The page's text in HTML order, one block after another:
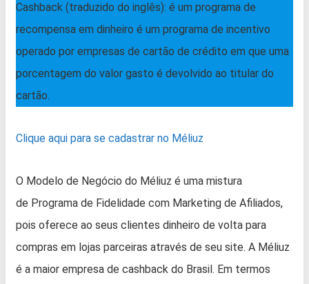
Cashback (traduzido do inglês): é um programa de
recompensa em dinheiro é um programa de incentivo
operado por empresas de cartão de crédito em que uma
porcentagem do valor gasto é devolvido ao titular do
cartão.
Clique aqui para se cadastrar no Méliuz
O Modelo de Negócio do Méliuz é uma mistura
de Programa de Fidelidade com Marketing de Afiliados,
pois oferece ao seus clientes dinheiro de volta para
compras em lojas parceiras através de seu site. A Méliuz
é a maior empresa de cashback do Brasil. Em termos